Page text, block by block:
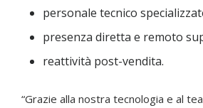
personale tecnico
presenza diretta e remoto
reattività post-vendita.
“Grazie alla nostra tecnologia e al